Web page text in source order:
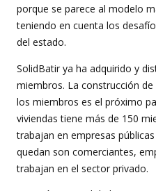
porque se parece al modelo
teniendo en cuenta los
del estado.
SolidBatir ya ha adquirido y
miembros. La construcción
los miembros es el próximo
viviendas tiene más de 150
trabajan en empresas
quedan son comerciantes,
trabajan en el sector privado.